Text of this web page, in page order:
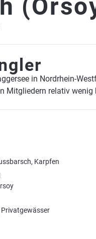
in Nordrhein-
Mitgliedern relativ
Karpfen
Privatgewässer